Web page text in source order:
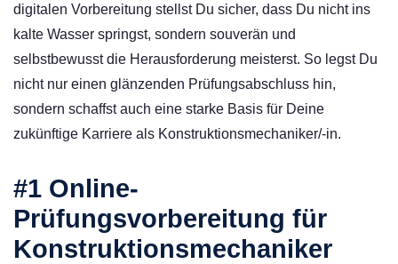
digitalen Vorbereitung stellst Du sicher, dass Du nicht ins
kalte Wasser springst, sondern souverän und
selbstbewusst die Herausforderung meisterst. So legst Du
nicht nur einen glänzenden Prüfungsabschluss hin,
sondern schaffst auch eine starke Basis für Deine
zukünftige Karriere als Konstruktionsmechaniker/-in.
#1 Online-
Prüfungsvorbereitung für
Konstruktionsmechaniker